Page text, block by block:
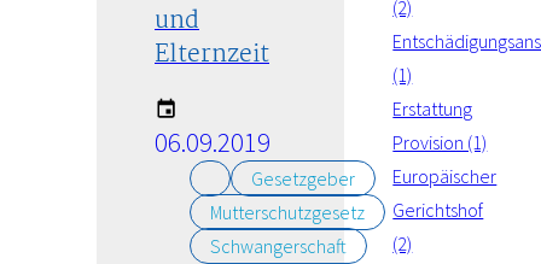
und
Elternzeit
06.09.2019
Gesetzgeber
Mutterschutzgesetz
Schwangerschaft
(2)
(1)
Erstattung
Provision (1)
Europäischer
Gerichtshof
(2)